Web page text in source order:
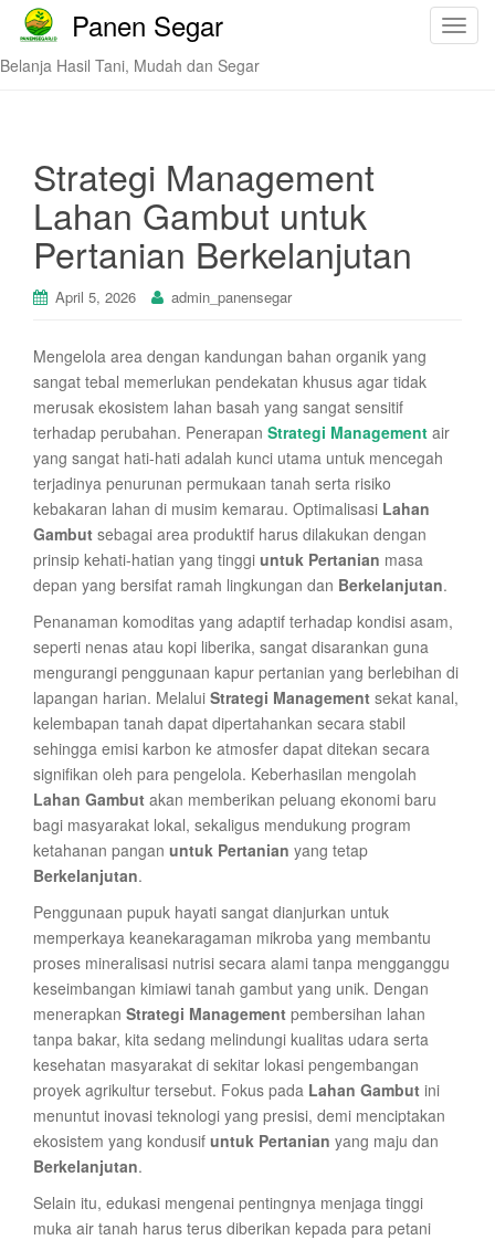
T
Panen Segar
Belanja Hasil Tani, Mudah dan Segar
Strategi Management
Lahan Gambut untuk
Pertanian Berkelanjutan
April 5, 2026 admin_panensegar
Mengelola area dengan kandungan bahan organik yang
sangat tebal memerlukan pendekatan khusus agar tidak
merusak ekosistem lahan basah yang sangat sensitif
terhadap perubahan. Penerapan Strategi Management air
yang sangat hati-hati adalah kunci utama untuk mencegah
terjadinya penurunan permukaan tanah serta risiko
kebakaran lahan di musim kemarau. Optimalisasi Lahan
Gambut sebagai area produktif harus dilakukan dengan
prinsip kehati-hatian yang tinggi untuk Pertanian masa
depan yang bersifat ramah lingkungan dan Berkelanjutan.
Penanaman komoditas yang adaptif terhadap kondisi asam,
seperti nenas atau kopi liberika, sangat disarankan guna
mengurangi penggunaan kapur pertanian yang berlebihan di
lapangan harian. Melalui Strategi Management sekat kanal,
kelembapan tanah dapat dipertahankan secara stabil
sehingga emisi karbon ke atmosfer dapat ditekan secara
signifikan oleh para pengelola. Keberhasilan mengolah
Lahan Gambut akan memberikan peluang ekonomi baru
bagi masyarakat lokal, sekaligus mendukung program
ketahanan pangan untuk Pertanian yang tetap
Berkelanjutan.
Penggunaan pupuk hayati sangat dianjurkan untuk
memperkaya keanekaragaman mikroba yang membantu
proses mineralisasi nutrisi secara alami tanpa mengganggu
keseimbangan kimiawi tanah gambut yang unik. Dengan
menerapkan Strategi Management pembersihan lahan
tanpa bakar, kita sedang melindungi kualitas udara serta
kesehatan masyarakat di sekitar lokasi pengembangan
proyek agrikultur tersebut. Fokus pada Lahan Gambut ini
menuntut inovasi teknologi yang presisi, demi menciptakan
ekosistem yang kondusif untuk Pertanian yang maju dan
Berkelanjutan.
Selain itu, edukasi mengenai pentingnya menjaga tinggi
muka air tanah harus terus diberikan kepada para petani